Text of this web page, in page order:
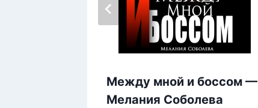
Между мной и боссом —
Мелания Соболева